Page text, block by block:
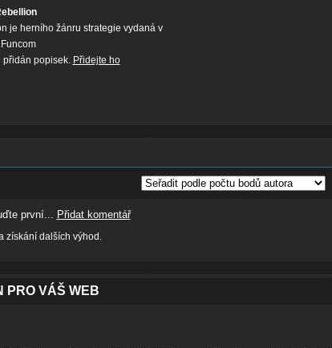
je herního žánru strategie vydaná v
přidán popisek. Přidejte ho
první... Přidat komentář
získání dalších výhod.
PRO VÁŠ WEB